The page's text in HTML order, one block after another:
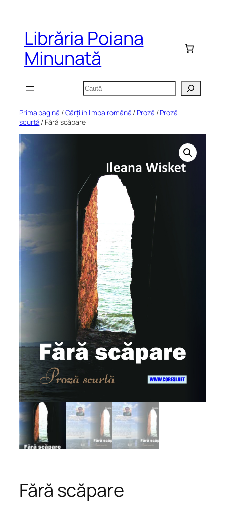
conținutLibrăria Poiana
Minunată
Caută
Prima pagină /Cărți în limba română / Proză /Proză
scurtă / Fără scăpare
Fără scăpare